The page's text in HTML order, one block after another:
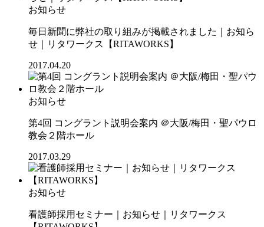
お知らせ
毎日新聞に弊社の取り組みが掲載されました｜お知ら
せ｜リタワークス【RITAWORKS】
2017.04.20
お知らせ
第4回 コングラント説明会案内 ＠大阪/梅田・聖パウロ
教会２階ホール
2017.03.29
お知らせ
看護師採用セミナー｜お知らせ｜リタワークス